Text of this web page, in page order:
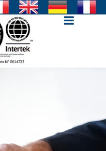
Open